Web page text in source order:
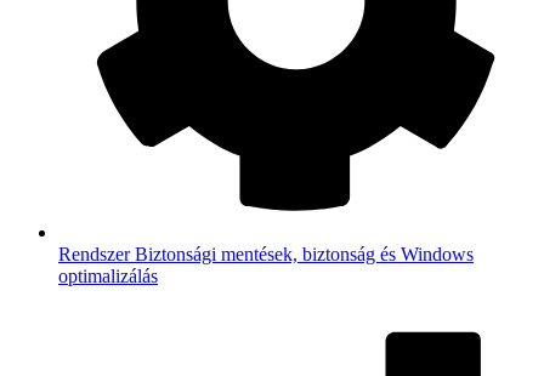
RendszerBiztonsági mentések, biztonság és Windows
optimalizálás